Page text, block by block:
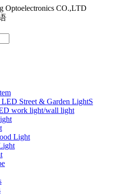
Optoelectronics CO.,LTD
Street & Garden LightS
work light/wall light
Light